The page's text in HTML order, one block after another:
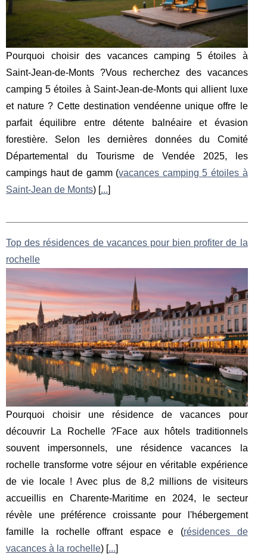
Pourquoi choisir des vacances camping 5 étoiles à
Saint-Jean-de-Monts ?Vous recherchez des vacances
camping 5 étoiles à Saint-Jean-de-Monts qui allient luxe
et nature ? Cette destination vendéenne unique offre le
parfait équilibre entre détente balnéaire et évasion
forestière. Selon les dernières données du Comité
Départemental du Tourisme de Vendée 2025, les
campings haut de gamm (vacances camping 5 étoiles à
Saint-Jean de Monts) [...]
Top des résidences de vacances pour bien profiter de la
rochelle
Pourquoi choisir une résidence de vacances pour
découvrir La Rochelle ?Face aux hôtels traditionnels
souvent impersonnels, une résidence vacances la
rochelle transforme votre séjour en véritable expérience
de vie locale ! Avec plus de 8,2 millions de visiteurs
accueillis en Charente-Maritime en 2024, le secteur
révèle une préférence croissante pour l'hébergement
famille la rochelle offrant espace e (résidences de
vacances à la rochelle) [...]